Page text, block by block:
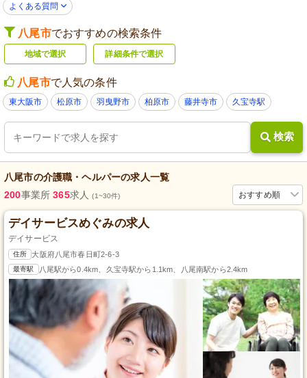
よくある質問
八尾市でおすすめの検索条件
地域で選択 詳細条件で選択
八尾市で人気の条件
東大阪市 松原市 羽曳野市 柏原市 藤井寺市 久宝寺駅
検索
八尾市の介護職・ヘルパーの求人一覧
おすすめ順
200事業所 365求人(1~30件)
デイサービスめぐみの求人
デイサービス
住所 大阪府八尾市春日町2-6-3
最寄駅 八尾駅から0.4km、久宝寺駅から1.1km、八尾南駅から2.4km